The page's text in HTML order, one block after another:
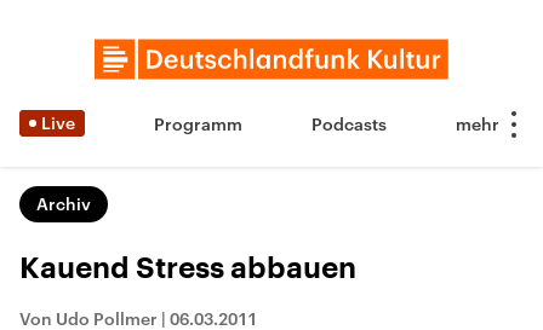
Live Programm Podcasts
Archiv
Kauend Stress abbauen
Von Udo Pollmer | 06.03.2011